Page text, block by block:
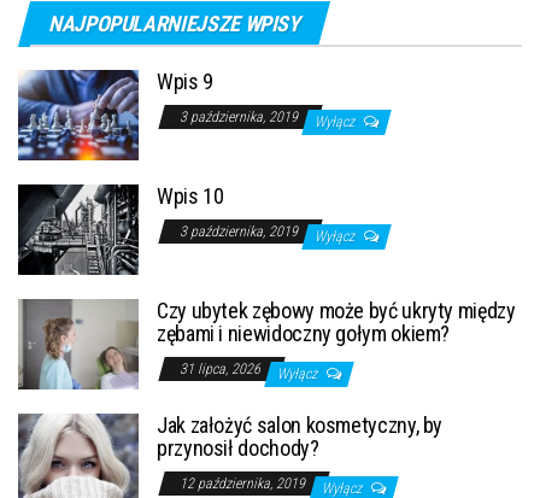
NAJPOPULARNIEJSZE WPISY
Wpis 9
3 października, 2019 Wyłącz
Wpis 10
3 października, 2019 Wyłącz
Czy ubytek zębowy może być ukryty między
zębami i niewidoczny gołym okiem?
31 lipca, 2026 Wyłącz
Jak założyć salon kosmetyczny, by
przynosił dochody?
12 października, 2019 Wyłącz